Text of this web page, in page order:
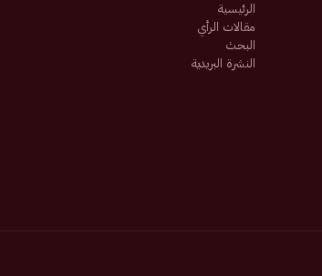
الرئيسية
مقالات الرأي
البحث
النشرة البريدية